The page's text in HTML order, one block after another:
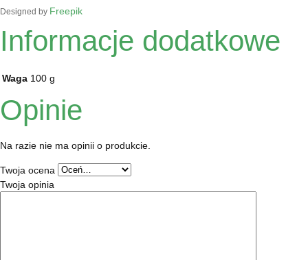
Designed by Freepik
Informacje dodatkowe
Waga 100 g
Opinie
Na razie nie ma opinii o produkcie.
Twoja ocena
Twoja opinia